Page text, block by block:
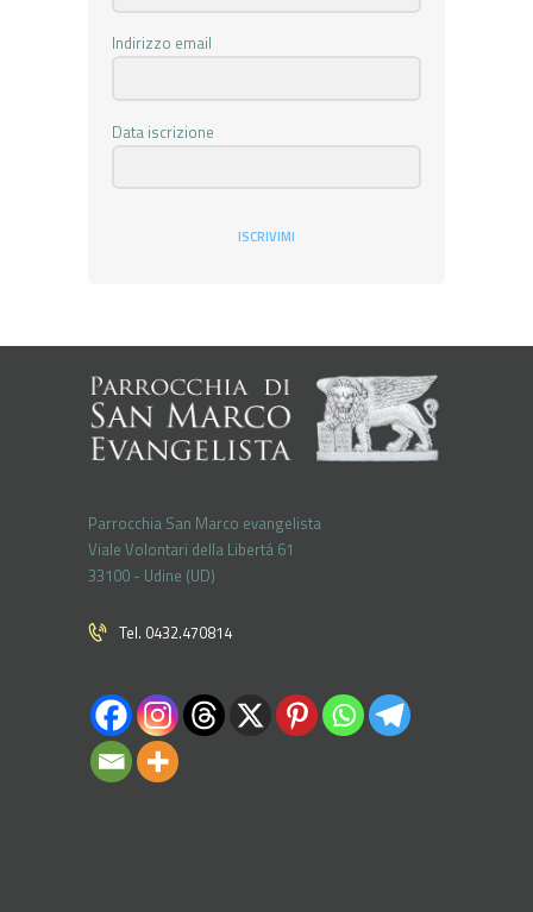
Indirizzo email
Data iscrizione
ISCRIVIMI
Parrocchia San Marco evangelista
Viale Volontari della Libertá 61
33100 - Udine (UD)
Tel. 0432.470814